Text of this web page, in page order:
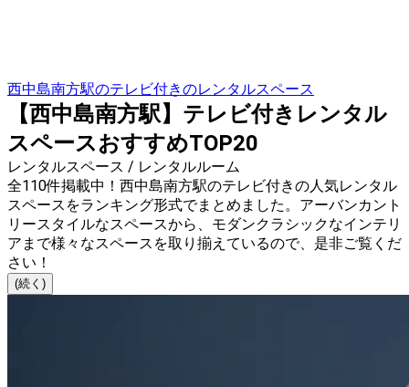
西中島南方駅のテレビ付きのレンタルスペース
【西中島南方駅】テレビ付きレンタル
スペースおすすめTOP20
レンタルスペース / レンタルルーム
全110件掲載中！西中島南方駅のテレビ付きの人気レンタル
スペースをランキング形式でまとめました。アーバンカント
リースタイルなスペースから、モダンクラシックなインテリ
アまで様々なスペースを取り揃えているので、是非ご覧くだ
さい！
(続く)